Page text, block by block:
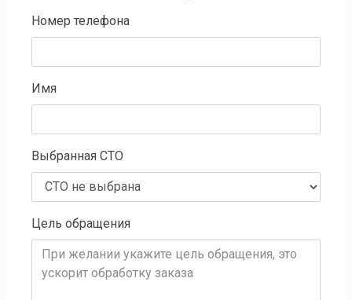
Номер телефона
Имя
Выбранная СТО
Цель обращения